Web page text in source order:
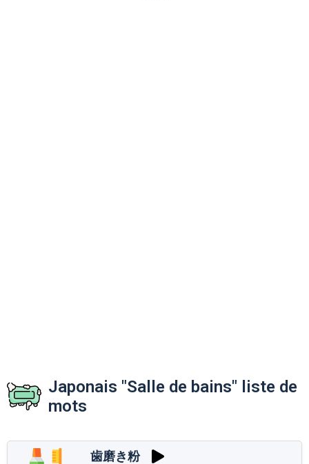
Japonais "Salle de bains" liste de
mots
歯磨き粉